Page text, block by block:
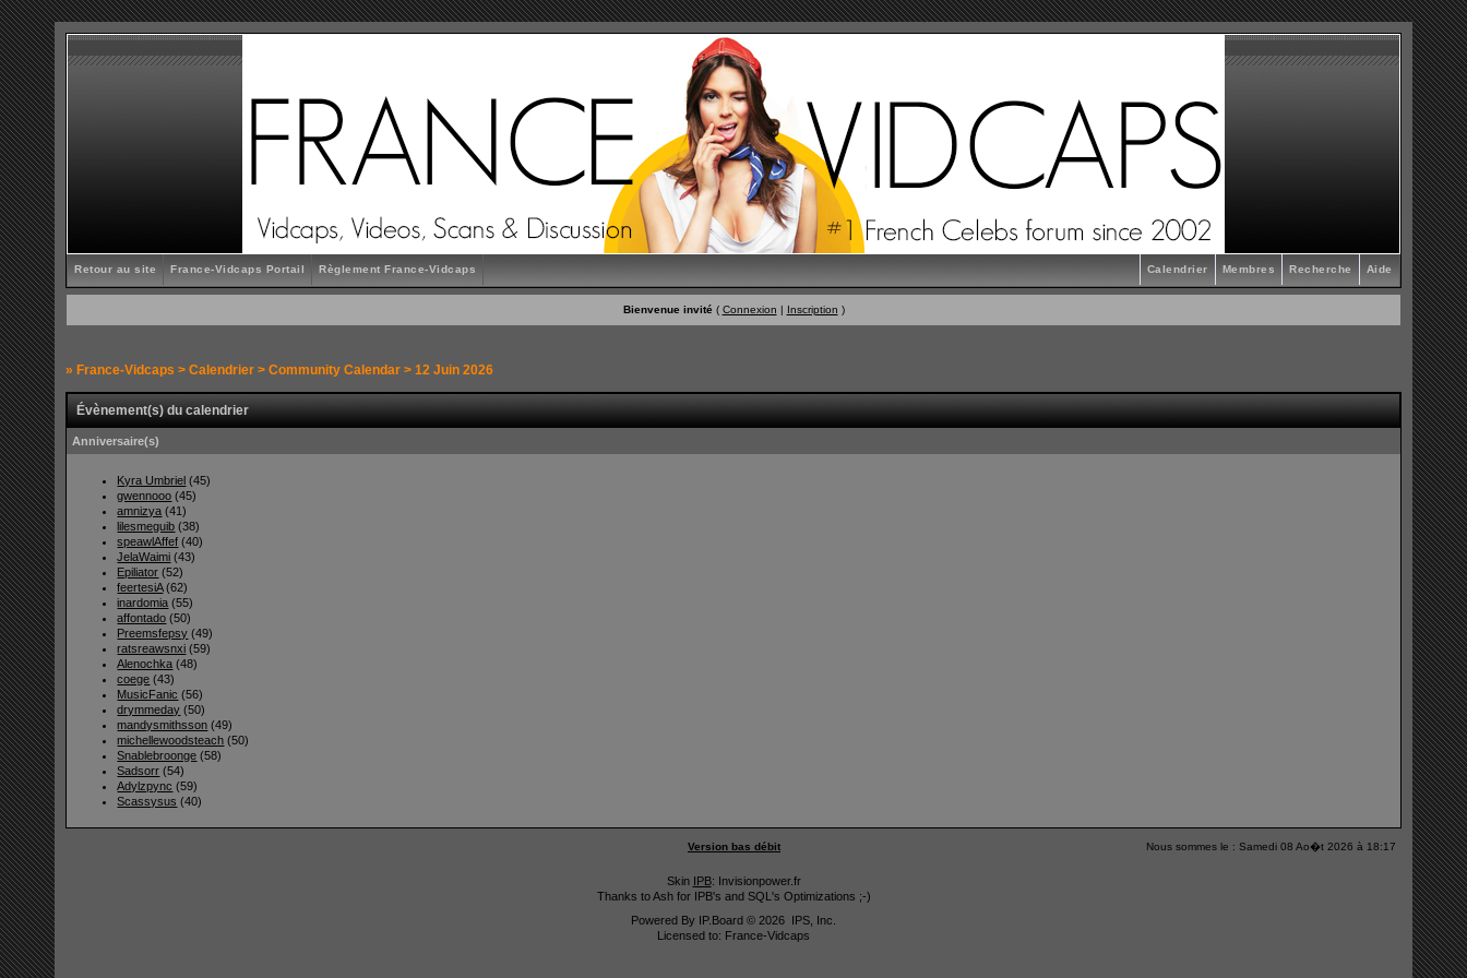
Retour au site France-Vidcaps Portail Règlement France-Vidcaps Aide
Recherche
Membres
Calendrier
Bienvenue invité( Connexion | Inscription )
» France-Vidcaps >Calendrier >Community Calendar > 12 Juin 2026
Évènement(s) du calendrier
Anniversaire(s)
Kyra Umbriel (45)
gwennooo (45)
amnizya (41)
lilesmeguib (38)
speawlAffef (40)
JelaWaimi (43)
Epiliator (52)
feertesiA(62)
inardomia (55)
affontado (50)
Preemsfepsy (49)
ratsreawsnxi (59)
Alenochka (48)
coege (43)
MusicFanic (56)
drymmeday (50)
mandysmithsson (49)
michellewoodsteach (50)
Snablebroonge (58)
Sadsorr (54)
Adylzpync (59)
Scassysus (40)
Version bas débit Nous sommes le : Samedi 08 Ao�t 2026 à 18:17
Skin IPB: Invisionpower.fr
Thanks to Ash for IPB's and SQL's Optimizations ;-)
Powered By IP.Board © 2026 IPS, Inc
Licensed to: France-Vidcaps